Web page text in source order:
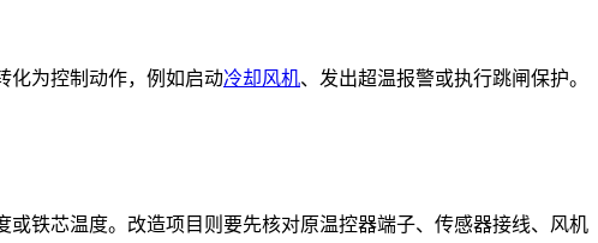
化为控制动作，例如启动冷却风机、发出超温报警或执行跳闸保护。
铁芯温度。改造项目则要先核对原温控器端子、传感器接线、风机